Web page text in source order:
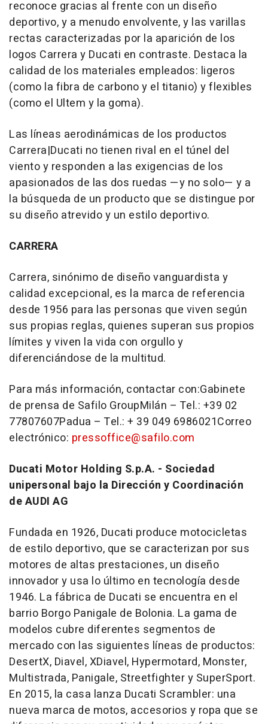
reconoce gracias al frente con un diseño
deportivo, y a menudo envolvente, y las varillas
rectas caracterizadas por la aparición de los
logos Carrera y Ducati en contraste. Destaca la
calidad de los materiales empleados: ligeros
(como la fibra de carbono y el titanio) y flexibles
(como el Ultem y la goma).
Las líneas aerodinámicas de los productos
Carrera|Ducati no tienen rival en el túnel del
viento y responden a las exigencias de los
apasionados de las dos ruedas —y no solo— y a
la búsqueda de un producto que se distingue por
su diseño atrevido y un estilo deportivo.
CARRERA
Carrera, sinónimo de diseño vanguardista y
calidad excepcional, es la marca de referencia
desde 1956 para las personas que viven según
sus propias reglas, quienes superan sus propios
límites y viven la vida con orgullo y
diferenciándose de la multitud.
Para más información, contactar con:Gabinete
de prensa de Safilo GroupMilán – Tel.: +39 02
77807607Padua – Tel.: + 39 049 6986021Correo
electrónico: pressoffice@safilo.com
Ducati Motor Holding S.p.A. - Sociedad
unipersonal bajo la Dirección y Coordinación
deAUDI AG
Fundada en 1926, Ducati produce motocicletas
de estilo deportivo, que se caracterizan por sus
motores de altas prestaciones, un diseño
innovador y usa lo último en tecnología desde
1946. La fábrica de Ducati se encuentra en el
barrio Borgo Panigale de Bolonia. La gama de
modelos cubre diferentes segmentos de
mercado con las siguientes líneas de productos:
DesertX, Diavel, XDiavel, Hypermotard, Monster,
Multistrada, Panigale, Streetfighter y SuperSport.
En 2015, la casa lanza Ducati Scrambler: una
nueva marca de motos, accesorios y ropa que se